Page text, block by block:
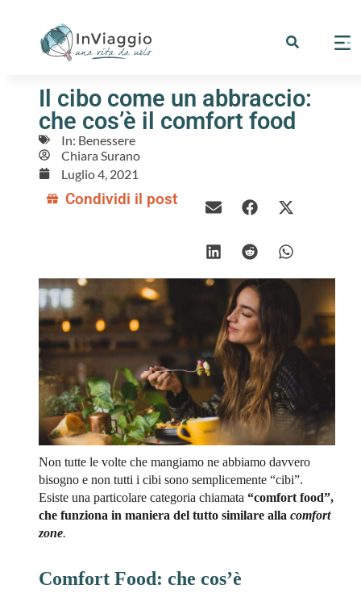
Il cibo come un abbraccio:
che cos’è il comfort food
In: Benessere
Chiara Surano
Luglio 4, 2021
Condividi il post
Non tutte le volte che mangiamo ne abbiamo davvero
bisogno e non tutti i cibi sono semplicemente “cibi”.
Esiste una particolare categoria chiamata “comfort food”,
che funziona in maniera del tutto similare alla comfort
zone.
Comfort Food: che cos’è